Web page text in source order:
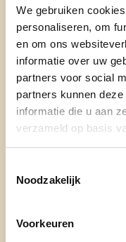
We gebruiken
personaliseren, om
en om ons
informatie over uw
partners voor social
partners kunnen
informatie die u aan
verzameld op basis
Noodzakelijk
Voorkeuren
Ervaring telt
74 jaar, actieve
van Bestuur